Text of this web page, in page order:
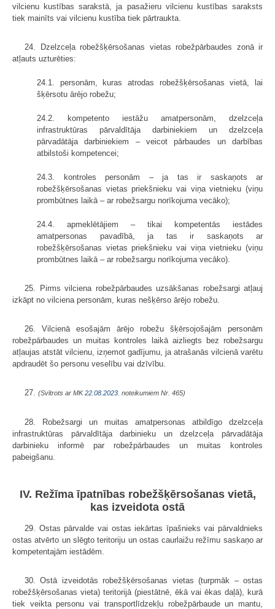
vilcienu kustības sarakstā, ja pasažieru vilcienu kustības saraksts
tiek mainīts vai vilcienu kustība tiek pārtraukta.
24. Dzelzceļa robežšķērsošanas vietas robežpārbaudes zonā ir
atļauts uzturēties:
24.1. personām, kuras atrodas robežšķērsošanas vietā, lai
šķērsotu ārējo robežu;
24.2. kompetento iestāžu amatpersonām, dzelzceļa
infrastruktūras pārvaldītāja darbiniekiem un dzelzceļa
pārvadātāja darbiniekiem – veicot pārbaudes un darbības
atbilstoši kompetencei;
24.3. kontroles personām – ja tas ir saskaņots ar
robežšķērsošanas vietas priekšnieku vai viņa vietnieku (viņu
prombūtnes laikā – ar robežsargu norīkojuma vecāko);
24.4. apmeklētājiem – tikai kompetentās iestādes
amatpersonas pavadībā, ja tas ir saskaņots ar
robežšķērsošanas vietas priekšnieku vai viņa vietnieku (viņu
prombūtnes laikā – ar robežsargu norīkojuma vecāko).
25. Pirms vilciena robežpārbaudes uzsākšanas robežsargi atļauj
izkāpt no vilciena personām, kuras nešķērso ārējo robežu.
26. Vilcienā esošajām ārējo robežu šķērsojošajām personām
robežpārbaudes un muitas kontroles laikā aizliegts bez robežsargu
atļaujas atstāt vilcienu, izņemot gadījumu, ja atrašanās vilcienā varētu
apdraudēt šo personu veselību vai dzīvību.
27. (Svītrots ar MK22.08.2023. noteikumiem Nr. 465)
28. Robežsargi un muitas amatpersonas atbildīgo dzelzceļa
infrastruktūras pārvaldītāja darbinieku un dzelzceļa pārvadātāja
darbinieku informē par robežpārbaudes un muitas kontroles
pabeigšanu.
IV. Režīma īpatnības robežšķērsošanas vietā,
kas izveidota ostā
29. Ostas pārvalde vai ostas iekārtas īpašnieks vai pārvaldnieks
ostas atvērto un slēgto teritoriju un ostas caurlaižu režīmu saskaņo ar
kompetentajām iestādēm.
30. Ostā izveidotās robežšķērsošanas vietas (turpmāk – ostas
robežšķērsošanas vieta) teritorijā (piestātnē, ēkā vai ēkas daļā), kurā
tiek veikta personu vai transportlīdzekļu robežpārbaude un mantu,